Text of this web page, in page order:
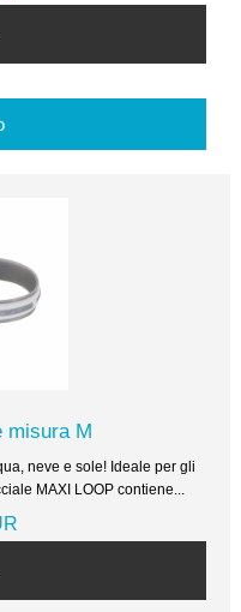
misura M
neve e sole! Ideale per gli
MAXI LOOP contiene...